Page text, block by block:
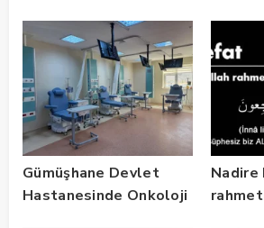
Gümüşhane Devlet
Hastanesinde Onkoloji
Nadire